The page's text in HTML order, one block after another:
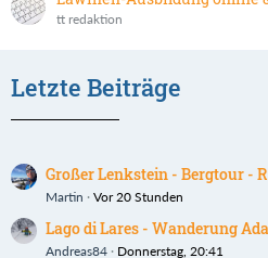
tt redaktion
Letzte Beiträge
Großer Lenkstein - Bergtour -
Martin Vor 20 Stunden
Lago di Lares - Wanderung
Andreas84 Donnerstag, 20:41